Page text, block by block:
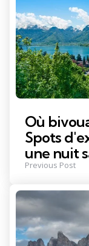
Où
Spots
une nuit
Previous Post